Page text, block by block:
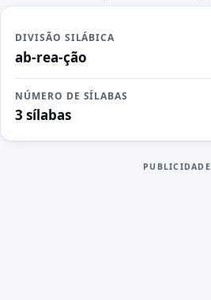
DIVISÃO SILÁBICA
ab-rea-ção
NÚMERO DE SÍLABAS
3 sílabas
PUBLICIDADE